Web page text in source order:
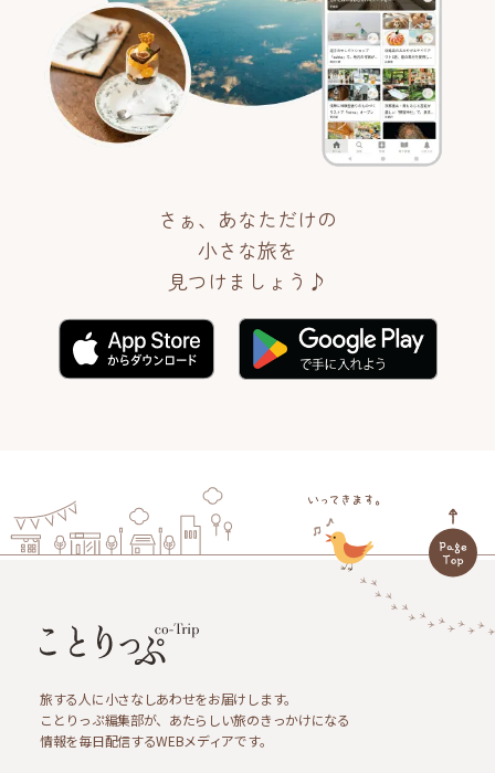
さぁ、あなただけの
小さな旅を
見つけましょう♪
旅する人に小さなしあわせをお届けします。
ことりっぷ編集部が、あたらしい旅のきっかけになる
情報を毎日配信するWEBメディアです。